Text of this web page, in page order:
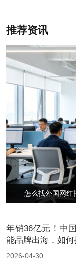
推荐资讯
怎么找外国网红
年销36亿元！中
能品牌出海，如何
经济”新风口
2026-04-30